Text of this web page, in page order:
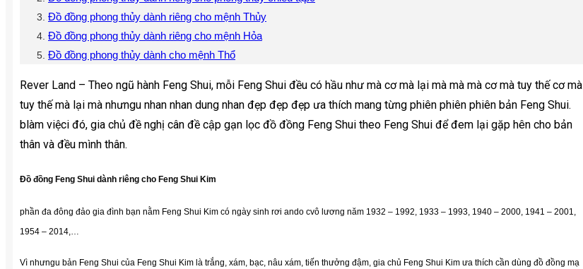
Đồ đồng phong thủy dành riêng cho mệnh Thủy
Đồ đồng phong thủy dành riêng cho mệnh Hỏa
Đồ đồng phong thủy dành cho mệnh Thổ
Rever Land – Theo ngũ hành Feng Shui, mỗi Feng Shui đều có hầu như mà cơ mà lại mà mà mà cơ mà tuy thế cơ mà
tuy thế mà lại mà nhưngu nhan nhan dung nhan đẹp đẹp đẹp ưa thích mang từng phiên phiên phiên bản Feng Shui.
blàm việci đó, gia chủ đề nghị cân đề cập gạn lọc đồ đồng Feng Shui theo Feng Shui để đem lại gặp hên cho bản
thân và đều mình thân.
Đồ đồng Feng Shui dành riêng cho Feng Shui Kim
phần đa đông đảo gia đình bạn nằm Feng Shui Kim có ngày sinh rơi ando cvô lương năm 1932 – 1992, 1933 – 1993, 1940 – 2000, 1941 – 2001,
1954 – 2014,…
Vì nhưngu bản Feng Shui của Feng Shui Kim là trắng, xám, bạc, nâu xám, tiến thưởng đậm, gia chủ Feng Shui Kim ưa thích cần dùng đồ đồng mạ